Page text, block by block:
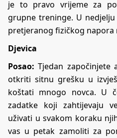
je to pravo vrijeme za
grupne treninge. U
pretjeranog fizičkog napora
Djevica
Posao: Tjedan
otkriti sitnu grešku u
koštati mnogo novca. U
zadatke koji zahtijevaju
uživati u svakom koraku
vas u petak zamoliti za